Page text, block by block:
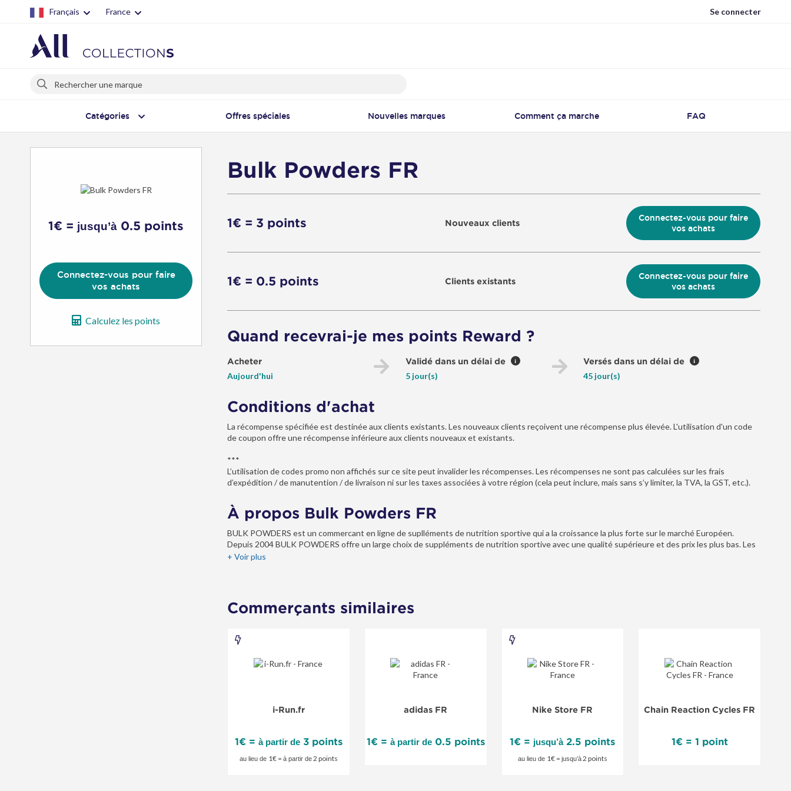
Français France Se connecter
Rechercher
Catégories Offres spéciales Nouvelles marques Comment ça marche FAQ
1€ = jusqu’à 0.5 points
Connectez-vous pour faire
vos achats
Calculez les points
Bulk Powders FR
1€ = 3 points Nouveaux clients
Connectez-vous pour faire
vos achats
1€ = 0.5 points Clients existants
Connectez-vous pour faire
vos achats
Quand recevrai-je mes points Reward ?
Acheter
Aujourd'hui
Validé dans un délai de i
5 jour(s)
Versés dans un délai de i
45 jour(s)
Conditions d'achat
La récompense spécifiée est destinée aux clients existants. Les nouveaux clients reçoivent une récompense plus élevée. L'utilisation d'un code
de coupon offre une récompense inférieure aux clients nouveaux et existants.
***
L’utilisation de codes promo non affichés sur ce site peut invalider les récompenses. Les récompenses ne sont pas calculées sur les frais
d’expédition / de manutention / de livraison ni sur les taxes associées à votre région (cela peut inclure, mais sans s’y limiter, la TVA, la GST, etc.).
À propos Bulk Powders FR
BULK POWDERS est un commercant en ligne de suplléments de nutrition sportive qui a la croissance la plus forte sur le marché Européen.
Depuis 2004 BULK POWDERS offre un large choix de suppléments de nutrition sportive avec une qualité supérieure et des prix les plus bas. Les
produits BULK POWDERS incluent des suppléments de santé et bien-etre mais aussi et surtout des produits spécifiques a la pratique sportive
+ Voir plus
Commerçants similaires
i-Run.fr
1€ =à partir de 3 points
au lieu de 1€ =à partir de2 points
Run.fr
spéciale
adidas FR
1€ = à partir de0.5 points
Nike Store FR
1€ = jusqu’à2.5 points
au lieu de 1€ = jusqu’à2 points
Store
Offre
Chain Reaction Cycles FR
1€ = 1 point